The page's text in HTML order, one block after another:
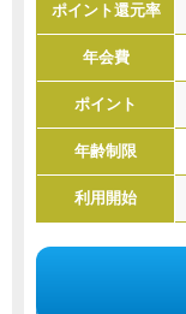
ポイント還元率
年会費
ポイント
年齢制限
利用開始